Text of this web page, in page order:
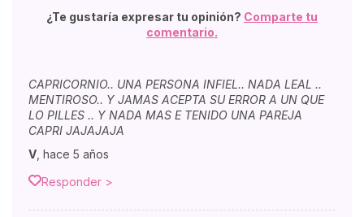
¿Te gustaría expresar tu opinión? Comparte tu
comentario.
CAPRICORNIO.. UNA PERSONA INFIEL.. NADA LEAL ..
MENTIROSO.. Y JAMAS ACEPTA SU ERROR A UN QUE
LO PILLES .. Y NADA MAS E TENIDO UNA PAREJA
CAPRI JAJAJAJA
V hace 5 años
Responder >